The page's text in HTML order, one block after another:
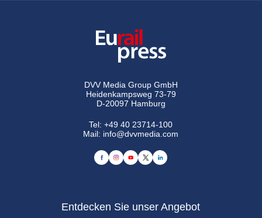
DVV Media Group GmbH
Heidenkampsweg 73-79
D-20097 Hamburg
Tel:+49 40 23714-100
Mail: info@dvvmedia.com
Entdecken Sie unser Angebot